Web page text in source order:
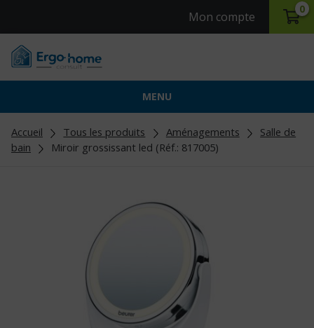
Mon compte
0
MENU
Accueil Tous les produits Aménagements
Salle de
bain
Miroir grossissant led (Réf.: 817005)